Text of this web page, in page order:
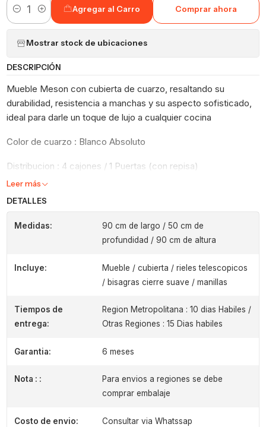
Cantidad
Agregar al Carro Comprar ahora
Mostrar stock de ubicaciones
DESCRIPCIÓN
Mueble Meson con cubierta de cuarzo, resaltando su
durabilidad, resistencia a manchas y su aspecto sofisticado,
ideal para darle un toque de lujo a cualquier cocina
Color de cuarzo : Blanco Absoluto
Distribucion : 4 cajones / 1 Puertas (con repisa)
Leer más
DETALLES
Medidas:
90 cm de largo / 50 cm de
profundidad / 90 cm de altura
Incluye:
Mueble / cubierta / rieles telescopicos
/ bisagras cierre suave / manillas
Tiempos de
entrega:
Region Metropolitana : 10 dias Habiles /
Otras Regiones : 15 Dias habiles
Garantia: 6 meses
Nota : :
Para envios a regiones se debe
comprar embalaje
Costo de envio: Consultar via Whatssap